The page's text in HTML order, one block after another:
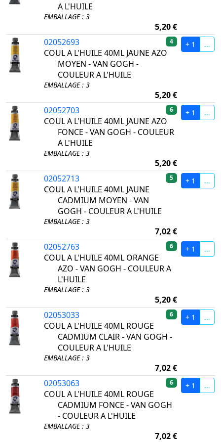
A L'HUILE
EMBALLAGE : 3
5,20 €
02052693
COUL A L'HUILE 40ML JAUNE AZO
MOYEN - VAN GOGH -
COULEUR A L'HUILE
EMBALLAGE : 3
4
5,20 €
+ 1 ...
02052703
COUL A L'HUILE 40ML JAUNE AZO
FONCE - VAN GOGH - COULEUR
A L'HUILE
EMBALLAGE : 3
6
5,20 €
+ 1 ...
02052713
COUL A L'HUILE 40ML JAUNE
CADMIUM MOYEN - VAN
GOGH - COULEUR A L'HUILE
EMBALLAGE : 3
5
7,02 €
+ 1 ...
02052763
COUL A L'HUILE 40ML ORANGE
AZO - VAN GOGH - COULEUR A
L'HUILE
EMBALLAGE : 3
6
5,20 €
+ 1 ...
02053033
COUL A L'HUILE 40ML ROUGE
CADMIUM CLAIR - VAN GOGH -
COULEUR A L'HUILE
EMBALLAGE : 3
6
7,02 €
+ 1 ...
02053063
COUL A L'HUILE 40ML ROUGE
CADMIUM FONCE - VAN GOGH
- COULEUR A L'HUILE
EMBALLAGE : 3
6
7,02 €
+ 1 ...